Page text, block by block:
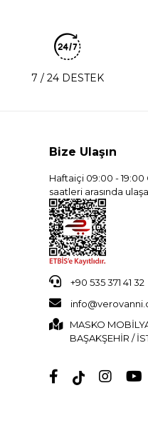
7 / 24 DESTEK
Bize Ulaşın
Haftaiçi 09:00 - 19:00
saatleri arasında
+90 535 371 41 32
MASKO
BAŞAKŞEHİR /